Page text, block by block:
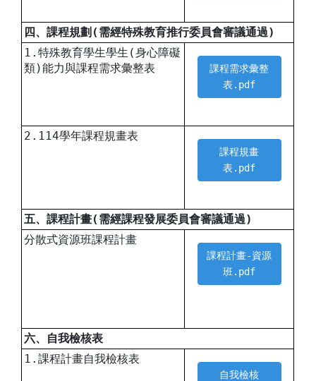
四、課程規劃(需經特殊教育推行委員會審議通過)
1.特殊教育學生學生(身心障礙
類)能力與課程需求彙整表
課程需求彙整
表.pdf
2.114學年課程規畫表
課程規畫
表.pdf
五、課程計畫(需經課程發展委員會審議通過)
分散式資源班課程計畫
課程計畫-資源
班.pdf
六、自我檢核表
1.課程計畫自我檢核表
自我檢核